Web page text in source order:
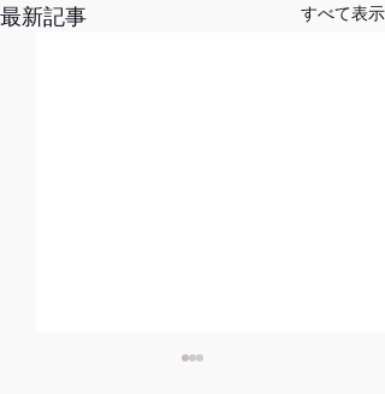
最新記事 すべて表示